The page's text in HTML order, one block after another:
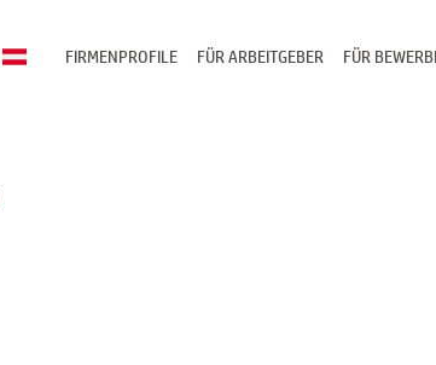
FÜR
FÜR ARBEITGEBER
FIRMENPROFILE